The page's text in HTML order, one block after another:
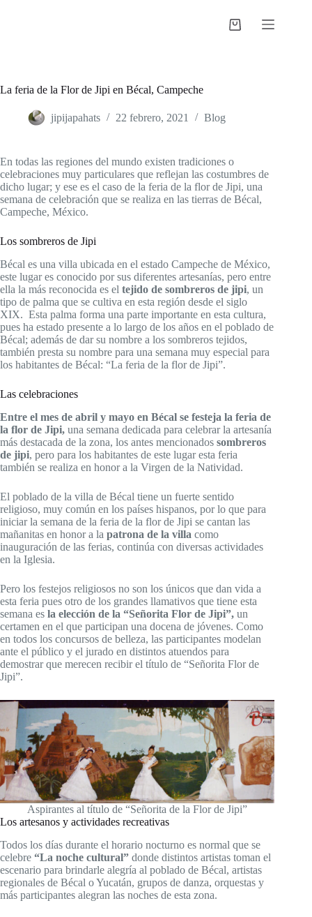
Shopping
La feria de la Flor de Jipi en Bécal, Campeche
jipijapahats 22 febrero, 2021 Blog
En todas las regiones del mundo existen tradiciones o
celebraciones muy particulares que reflejan las costumbres de
dicho lugar; y ese es el caso de la feria de la flor de Jipi, una
semana de celebración que se realiza en las tierras de Bécal,
Campeche, México.
Los sombreros de Jipi
Bécal es una villa ubicada en el estado Campeche de México,
este lugar es conocido por sus diferentes artesanías, pero entre
ella la más reconocida es el tejido de sombreros de jipi, un
tipo de palma que se cultiva en esta región desde el siglo
XIX. Esta palma forma una parte importante en esta cultura,
pues ha estado presente a lo largo de los años en el poblado de
Bécal; además de dar su nombre a los sombreros tejidos,
también presta su nombre para una semana muy especial para
los habitantes de Bécal: “La feria de la flor de Jipi”.
Las celebraciones
Entre el mes de abril y mayo en Bécal se festeja la feria de
la flor de Jipi, una semana dedicada para celebrar la artesanía
más destacada de la zona, los antes mencionados sombreros
de jipi, pero para los habitantes de este lugar esta feria
también se realiza en honor a la Virgen de la Natividad.
El poblado de la villa de Bécal tiene un fuerte sentido
religioso, muy común en los países hispanos, por lo que para
iniciar la semana de la feria de la flor de Jipi se cantan las
mañanitas en honor a la patrona de la villa como
inauguración de las ferias, continúa con diversas actividades
en la Iglesia.
Pero los festejos religiosos no son los únicos que dan vida a
esta feria pues otro de los grandes llamativos que tiene esta
semana es la elección de la “Señorita Flor de Jipi”, un
certamen en el que participan una docena de jóvenes. Como
en todos los concursos de belleza, las participantes modelan
ante el público y el jurado en distintos atuendos para
demostrar que merecen recibir el título de “Señorita Flor de
Jipi”.
Aspirantes al título de “Señorita de la Flor de Jipi”
Los artesanos y actividades recreativas
Todos los días durante el horario nocturno es normal que se
celebre “La noche cultural” donde distintos artistas toman el
escenario para brindarle alegría al poblado de Bécal, artistas
regionales de Bécal o Yucatán, grupos de danza, orquestas y
más participantes alegran las noches de esta zona.